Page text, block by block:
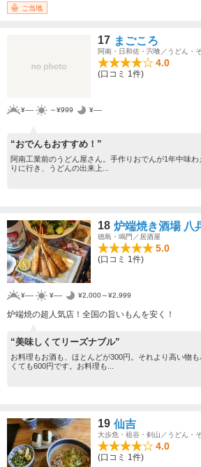
ご当地
17 まごころ
阿南・日和佐・宍喰／うどん・
4.0
(口コミ 1件)
¥---- ～¥999 ¥----
“おでんもおすすめ！”
阿南工業前のうどん屋さん。手作りおでんが1年中味
りに行き、うどんの出来上...
18 炉端焼き酒場 八
徳島・鳴門／居酒屋
5.0
(口コミ 1件)
¥---- ¥---- ¥2,000～¥2,999
炉端焼の超人気店！全国の旨いもんを安く！
“美味しくてリーズナブル”
お料理もお酒も、ほとんどが300円。それより高い物
くても600円です。お料理も...
19 仙吉
大歩危・祖谷・剣山／うどん・
4.0
(口コミ 1件)